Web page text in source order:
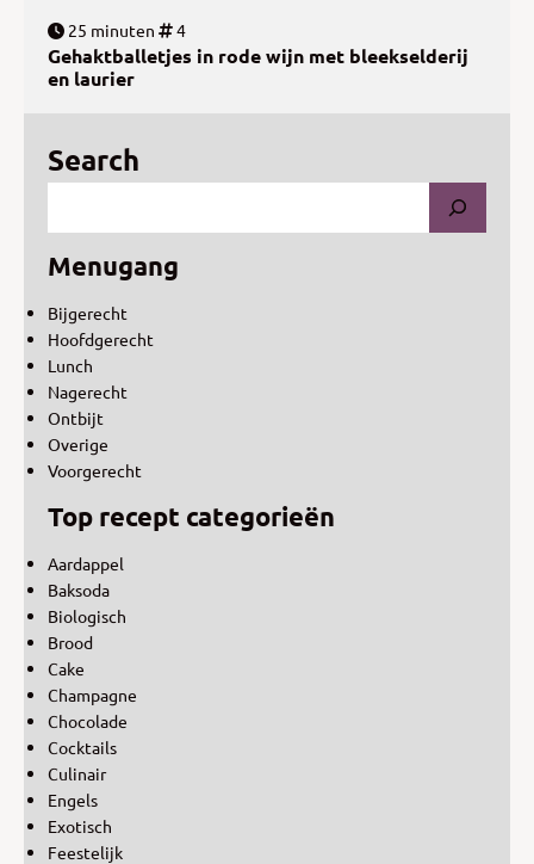
25 minuten 4
Gehaktballetjes in rode wijn met bleekselderij
en laurier
Search
Menugang
Bijgerecht
Hoofdgerecht
Lunch
Nagerecht
Ontbijt
Overige
Voorgerecht
Top recept categorieën
Aardappel
Baksoda
Biologisch
Brood
Cake
Champagne
Chocolade
Cocktails
Culinair
Engels
Exotisch
Feestelijk